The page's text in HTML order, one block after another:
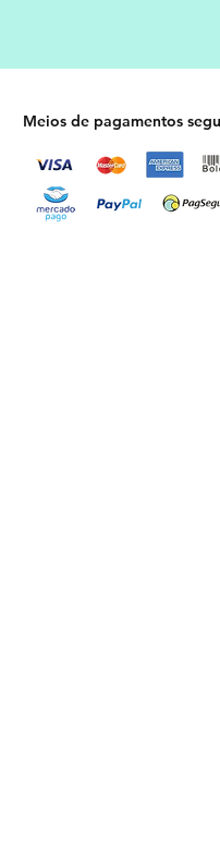
Meios de pagamentos